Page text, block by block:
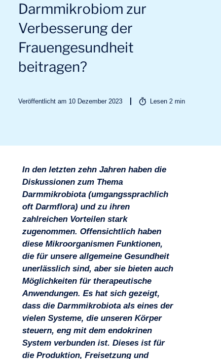
Darmmikrobiom zur
Verbesserung der
Frauengesundheit
beitragen?
Veröffentlicht am 10 Dezember 2023 Lesen2 min
In den letzten zehn Jahren haben die
Diskussionen zum Thema
Darmmikrobiota (umgangssprachlich
oft Darmflora) und zu ihren
zahlreichen Vorteilen stark
zugenommen. Offensichtlich haben
diese Mikroorganismen Funktionen,
die für unsere allgemeine Gesundheit
unerlässlich sind, aber sie bieten auch
Möglichkeiten für therapeutische
Anwendungen. Es hat sich gezeigt,
dass die Darmmikrobiota als eines der
vielen Systeme, die unseren Körper
steuern, eng mit dem endokrinen
System verbunden ist. Dieses ist für
die Produktion, Freisetzung und